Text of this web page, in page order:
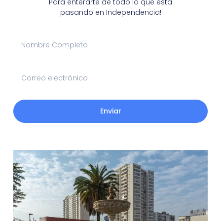
Para enterarte de todo lo que está
pasando en Independencia!
Enviar